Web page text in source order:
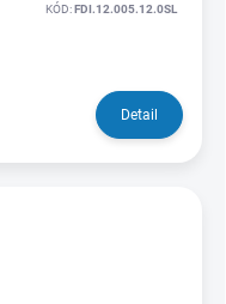
KÓD:FDI.12.005.12.0SL
Detail